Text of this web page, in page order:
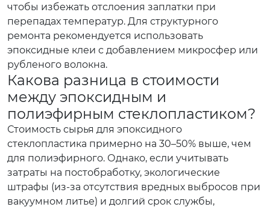
чтобы избежать отслоения заплатки при
перепадах температур. Для структурного
ремонта рекомендуется использовать
эпоксидные клеи с добавлением микросфер или
рубленого волокна.
Какова разница в стоимости
между эпоксидным и
полиэфирным стеклопластиком?
Стоимость сырья для эпоксидного
стеклопластика примерно на 30–50% выше, чем
для полиэфирного. Однако, если учитывать
затраты на постобработку, экологические
штрафы (из-за отсутствия вредных выбросов при
вакуумном литье) и долгий срок службы,